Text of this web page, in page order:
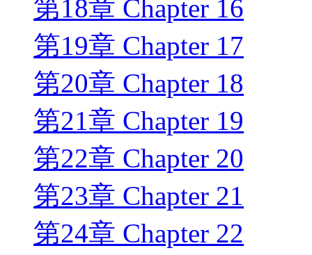
第18章 Chapter 16
第19章 Chapter 17
第20章 Chapter 18
第21章 Chapter 19
第22章 Chapter 20
第23章 Chapter 21
第24章 Chapter 22